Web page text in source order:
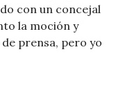
con un concejal
la moción y
prensa, pero yo